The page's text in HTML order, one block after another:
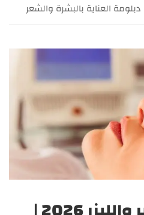
دبلومة العناية بالبشرة والشعر